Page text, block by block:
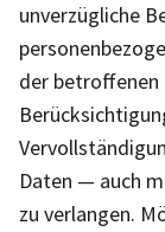
unverzügliche
der betroffenen
Daten — auch
zu verlangen.